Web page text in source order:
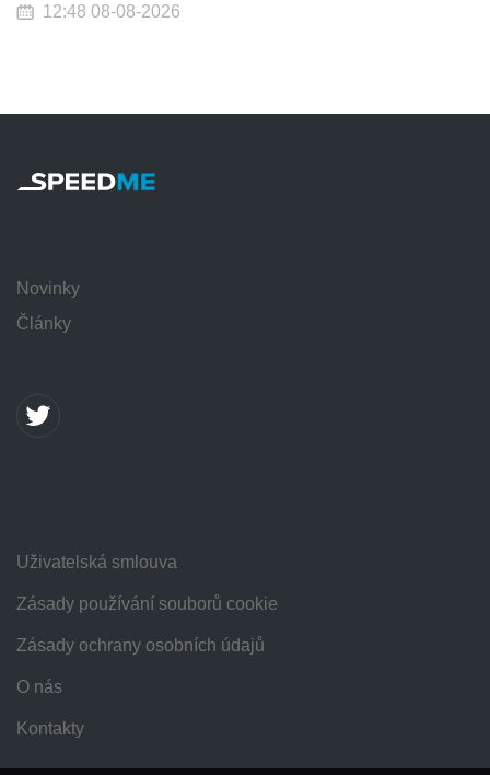
12:48 08-08-2026
Novinky
Články
Uživatelská smlouva
Zásady používání souborů cookie
Zásady ochrany osobních údajů
O nás
Kontakty